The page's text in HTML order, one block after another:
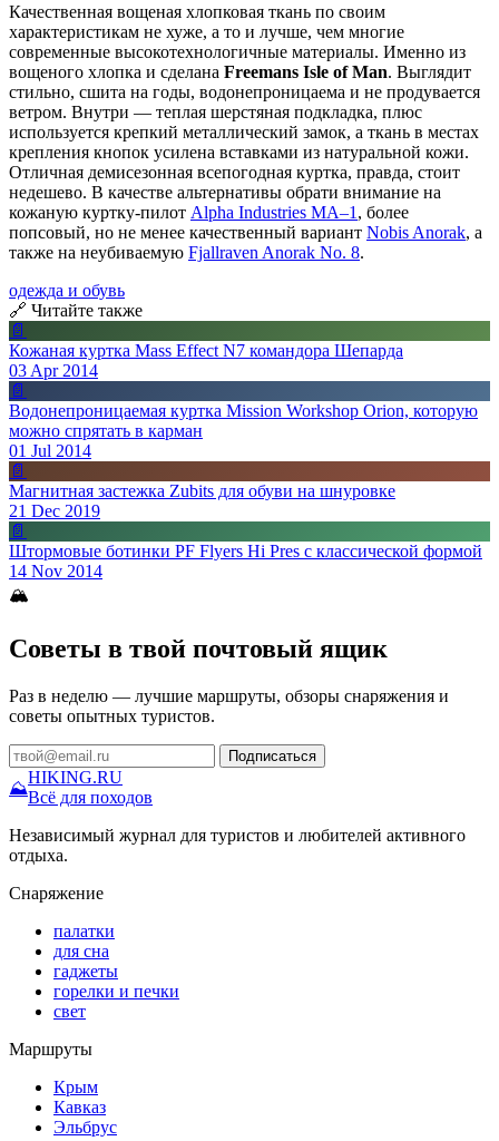
Качественная вощеная хлопковая ткань по своим
характеристикам не хуже, а то и лучше, чем многие
современные высокотехнологичные материалы. Именно из
вощеного хлопка и сделана Freemans Isle of Man. Выглядит
стильно, сшита на годы, водонепроницаема и не продувается
ветром. Внутри — теплая шерстяная подкладка, плюс
используется крепкий металлический замок, а ткань в местах
крепления кнопок усилена вставками из натуральной кожи.
Отличная демисезонная всепогодная куртка, правда, стоит
недешево. В качестве альтернативы обрати внимание на
кожаную куртку-пилот Alpha Industries MA–1 , более
попсовый, но не менее качественный вариант Nobis Anorak, а
также на неубиваемую Fjallraven Anorak No. 8.
одежда и обувь
🔗 Читайте также
📄
Кожаная куртка Mass Effect N7 командора Шепарда
03 Apr 2014
📄
Водонепроницаемая куртка Mission Workshop Orion, которую
можно спрятать в карман
01 Jul 2014
📄
Магнитная застежка Zubits для обуви на шнуровке
21 Dec 2019
📄
Штормовые ботинки PF Flyers Hi Pres с классической формой
14 Nov 2014
🏔
Советы в твой почтовый ящик
Раз в неделю — лучшие маршруты, обзоры снаряжения и
советы опытных туристов.
Подписаться
⛰
HIKING.RU
Всё для походов
Независимый журнал для туристов и любителей активного
отдыха.
Снаряжение
палатки
для сна
гаджеты
горелки и печки
свет
Маршруты
Крым
Кавказ
Эльбрус